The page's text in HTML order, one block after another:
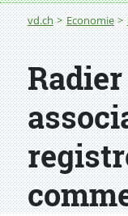
Fil
vd.ch Economie
Radier une